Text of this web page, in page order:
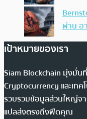
ผ่าน อ
เป้าหมายของเรา
Siam Blockchain มุ่งมั่น
Cryptocurrency และเทค
รวบรวมข้อมูลส่วนใหญ่จา
แปลส่งตรงถึงฟีดคุณ